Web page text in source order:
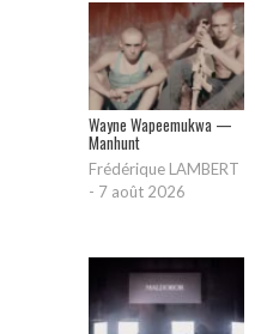
Wayne Wapeemukwa —
Manhunt
Frédérique LAMBERT
- 7 août 2026